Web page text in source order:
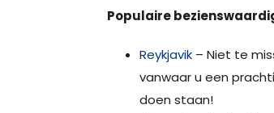
Populaire
Reykjavik – Niet te
vanwaar u een
doen staan!